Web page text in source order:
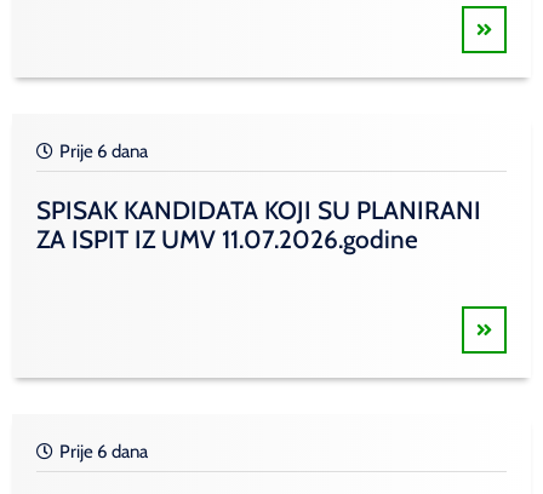
Prije 6 dana
SPISAK KANDIDATA KOJI SU PLANIRANI
ZA ISPIT IZ UMV 11.07.2026.godine
Prije 6 dana